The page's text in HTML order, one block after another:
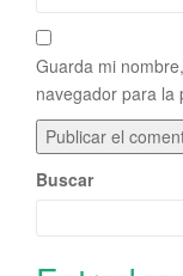
Guarda mi
navegador para la
Buscar